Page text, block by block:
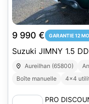
9 990 € GARANTIE 12
Suzuki JIMNY 1.5
Aureilhan (65800)
Boîte manuelle
4x4
PRO